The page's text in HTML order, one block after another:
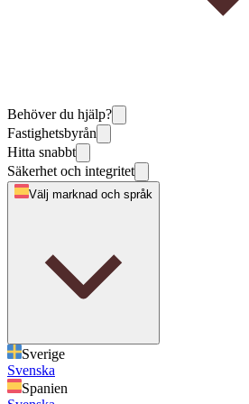
Behöver du hjälp?
Fastighetsbyrån
Hitta snabbt
Säkerhet och integritet
Välj marknad och språk
Sverige
Svenska
Spanien